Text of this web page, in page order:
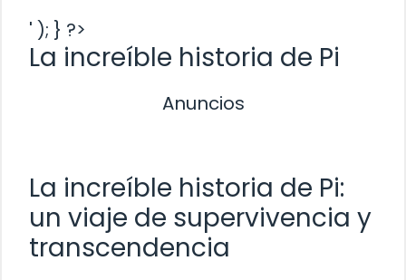
' ); } ?>
La increíble historia de Pi
Anuncios
La increíble historia de Pi:
un viaje de supervivencia y
transcendencia